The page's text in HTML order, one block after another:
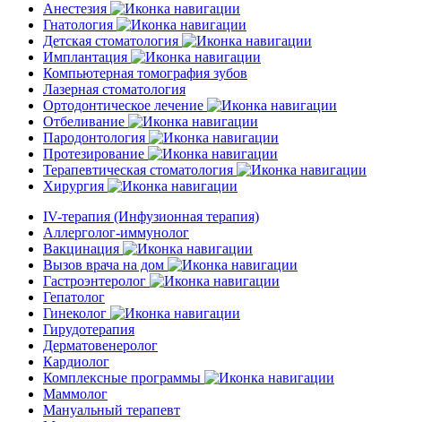
Анестезия
Гнатология
Детская стоматология
Имплантация
Компьютерная томография зубов
Лазерная стоматология
Ортодонтическое лечение
Отбеливание
Пародонтология
Протезирование
Терапевтическая стоматология
Хирургия
IV-терапия (Инфузионная терапия)
Аллерголог-иммунолог
Вакцинация
Вызов врача на дом
Гастроэнтеролог
Гепатолог
Гинеколог
Гирудотерапия
Дерматовенеролог
Кардиолог
Комплексные программы
Маммолог
Мануальный терапевт